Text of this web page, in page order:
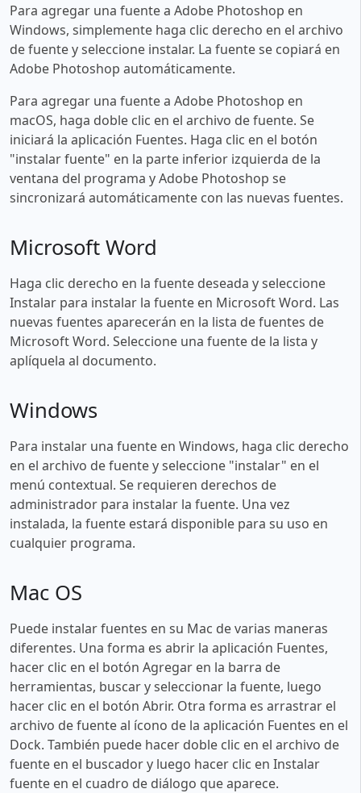
Para agregar una fuente a Adobe Photoshop en
Windows, simplemente haga clic derecho en el archivo
de fuente y seleccione instalar. La fuente se copiará en
Adobe Photoshop automáticamente.
Para agregar una fuente a Adobe Photoshop en
macOS, haga doble clic en el archivo de fuente. Se
iniciará la aplicación Fuentes. Haga clic en el botón
"instalar fuente" en la parte inferior izquierda de la
ventana del programa y Adobe Photoshop se
sincronizará automáticamente con las nuevas fuentes.
Microsoft Word
Haga clic derecho en la fuente deseada y seleccione
Instalar para instalar la fuente en Microsoft Word. Las
nuevas fuentes aparecerán en la lista de fuentes de
Microsoft Word. Seleccione una fuente de la lista y
aplíquela al documento.
Windows
Para instalar una fuente en Windows, haga clic derecho
en el archivo de fuente y seleccione "instalar" en el
menú contextual. Se requieren derechos de
administrador para instalar la fuente. Una vez
instalada, la fuente estará disponible para su uso en
cualquier programa.
Mac OS
Puede instalar fuentes en su Mac de varias maneras
diferentes. Una forma es abrir la aplicación Fuentes,
hacer clic en el botón Agregar en la barra de
herramientas, buscar y seleccionar la fuente, luego
hacer clic en el botón Abrir. Otra forma es arrastrar el
archivo de fuente al ícono de la aplicación Fuentes en el
Dock. También puede hacer doble clic en el archivo de
fuente en el buscador y luego hacer clic en Instalar
fuente en el cuadro de diálogo que aparece.